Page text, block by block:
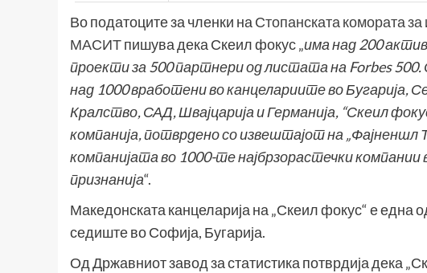
Во податоците за членки на Стопанската комората
МАСИТпишува дека Скеил фокус „иманад 200
проекти за 500 партнери од листата на Forbes 500.
над 1000 вработени во канцелариите во Бугарија,
Кралство, САД, Швајцарија и Германија, “Скеил
компанија, потврдено со извештајот на „Фајненшл
компанијата во 1000-те најбрзорастечки компании
признанија“.
Македонската канцеларија на „Скеил фокус“ е една
седиште во Софија, Бугарија.
Од Државниот завод за статистика потврдија дека